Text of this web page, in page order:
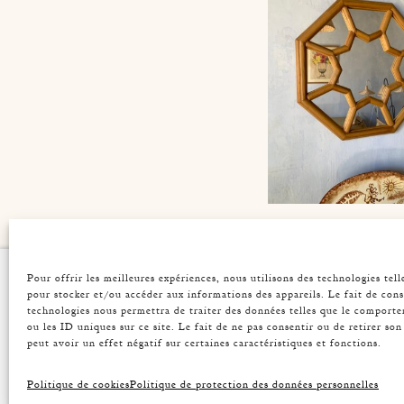
Pour offrir les meilleures expériences, nous utilisons des technologies
pour stocker et/ou accéder aux informations des appareils. Le fait de
technologies nous permettra de traiter des données telles que le
ou les ID uniques sur ce site. Le fait de ne pas consentir ou de retirer son
peut avoir un effet négatif sur certaines caractéristiques et fonctions.
Politique de cookiesPolitique de protection des données personnelles
AUDOUX-
OCTOGONAL
MIRROR
ATELIER
Origin
Press
Contact
Mirors